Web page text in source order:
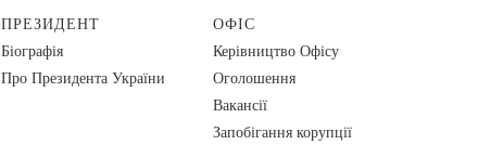
ПРЕЗИДЕНТ
Біографія
Про Президента України
ОФІС
Керівництво Офісу
Оголошення
Вакансії
Запобігання корупції